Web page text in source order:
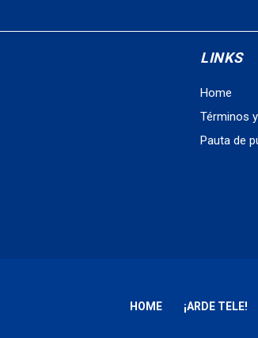
LINKS
Home
Términos
Pauta de
HOME ¡ARDE TELE!